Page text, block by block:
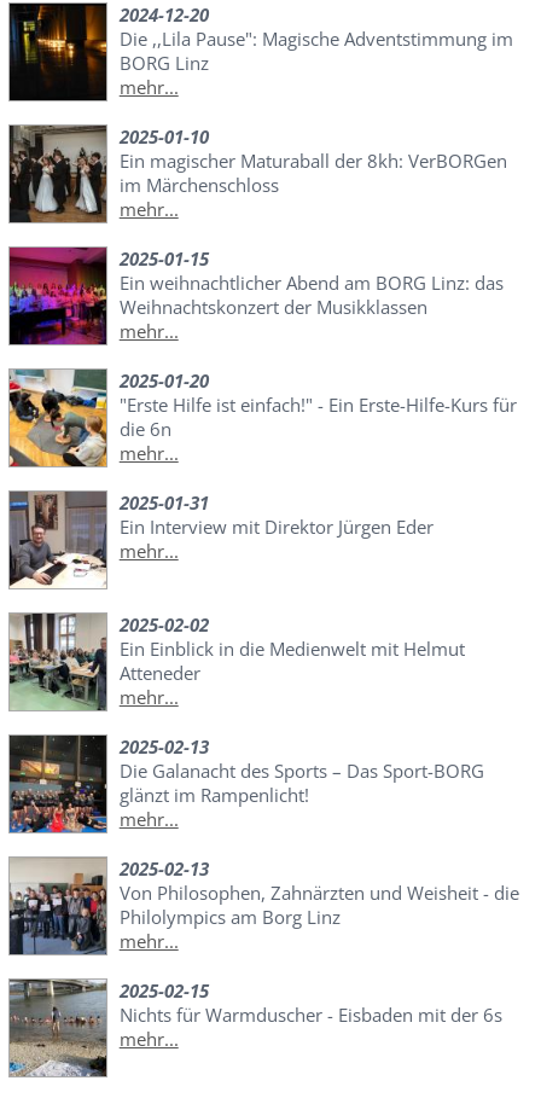
2024-12-20
Die ,,Lila Pause": Magische Adventstimmung im
BORG Linz
mehr...
2025-01-10
Ein magischer Maturaball der 8kh: VerBORGen
im Märchenschloss
mehr...
2025-01-15
Ein weihnachtlicher Abend am BORG Linz: das
Weihnachtskonzert der Musikklassen
mehr...
2025-01-20
"Erste Hilfe ist einfach!" - Ein Erste-Hilfe-Kurs für
die 6n
mehr...
2025-01-31
Ein Interview mit Direktor Jürgen Eder
mehr...
2025-02-02
Ein Einblick in die Medienwelt mit Helmut
Atteneder
mehr...
2025-02-13
Die Galanacht des Sports – Das Sport-BORG
glänzt im Rampenlicht!
mehr...
2025-02-13
Von Philosophen, Zahnärzten und Weisheit - die
Philolympics am Borg Linz
mehr...
2025-02-15
Nichts für Warmduscher - Eisbaden mit der 6s
mehr...